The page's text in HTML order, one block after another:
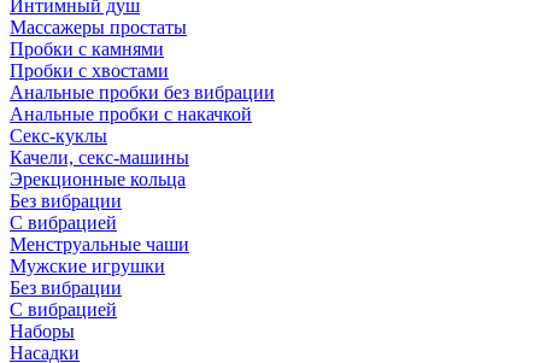
Интимный душ
Массажеры простаты
Пробки с камнями
Пробки с хвостами
Анальные пробки без вибрации
Анальные пробки с накачкой
Секс-куклы
Качели, секс-машины
Эрекционные кольца
Без вибрации
С вибрацией
Менструальные чаши
Мужские игрушки
Без вибрации
С вибрацией
Наборы
Насадки